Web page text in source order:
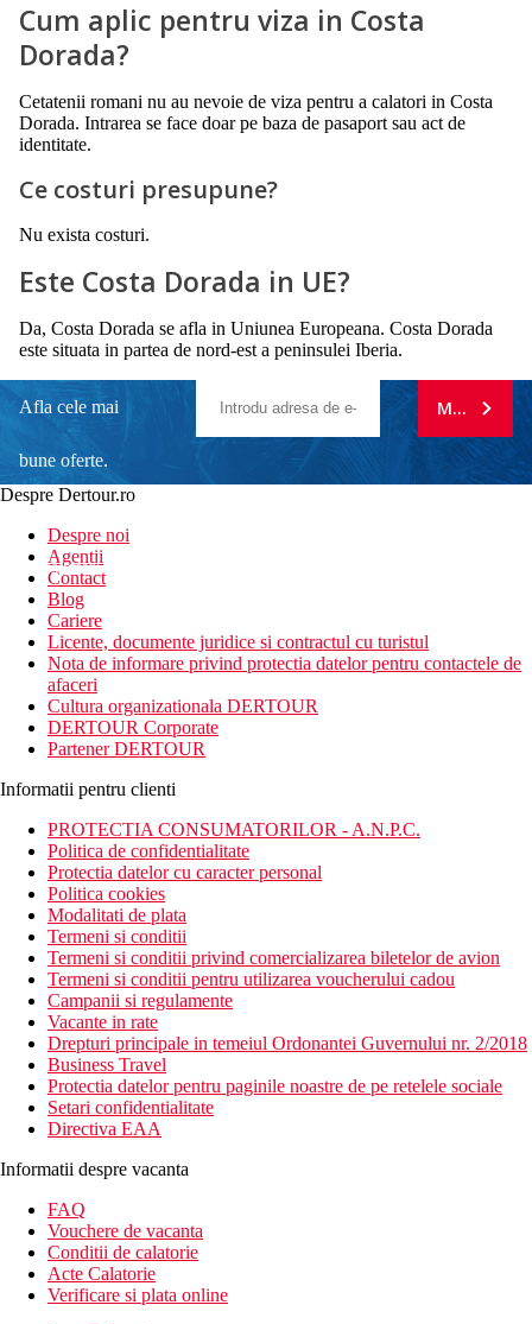
Cum aplic pentru viza in Costa
Dorada?
Cetatenii romani nu au nevoie de viza pentru a calatori in Costa
Dorada. Intrarea se face doar pe baza de pasaport sau act de
identitate.
Ce costuri presupune?
Nu exista costuri.
Este Costa Dorada in UE?
Da, Costa Dorada se afla in Uniunea Europeana. Costa Dorada
este situata in partea de nord-est a peninsulei Iberia.
Afla cele mai
bune oferte.
newsletter!
MA
Despre Dertour.ro
Despre noi
Agentii
Contact
Blog
Cariere
Licente, documente juridice si contractul cu turistul
Nota de informare privind protectia datelor pentru contactele de
afaceri
Cultura organizationala DERTOUR
DERTOUR Corporate
Partener DERTOUR
Informatii pentru clienti
PROTECTIA CONSUMATORILOR - A.N.P.C.
Politica de confidentialitate
Protectia datelor cu caracter personal
Politica cookies
Modalitati de plata
Termeni si conditii
Termeni si conditii privind comercializarea biletelor de avion
Termeni si conditii pentru utilizarea voucherului cadou
Campanii si regulamente
Vacante in rate
Drepturi principale in temeiul Ordonantei Guvernului nr. 2/2018
Business Travel
Protectia datelor pentru paginile noastre de pe retelele sociale
Setari confidentialitate
Directiva EAA
Informatii despre vacanta
FAQ
Vouchere de vacanta
Conditii de calatorie
Acte Calatorie
Verificare si plata online